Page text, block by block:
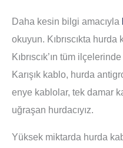
Daha kesin bilgi amacıyla
okuyun. Kıbrıscıkta hurda
Kıbrıscık’ın tüm
Karışık kablo, hurda
enye kablolar, tek damar
uğraşan hurdacıyız.
Yüksek miktarda hurda